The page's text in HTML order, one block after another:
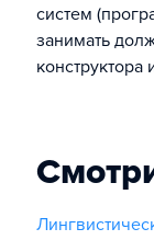
систем
занимать
конструктора